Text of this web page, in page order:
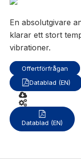
leverantörer
Vi hjälper gärna
till!
En absolutgivare
klarar ett stort
vibrationer.
Offertförfrågan
Datablad (EN)
Datablad (EN)